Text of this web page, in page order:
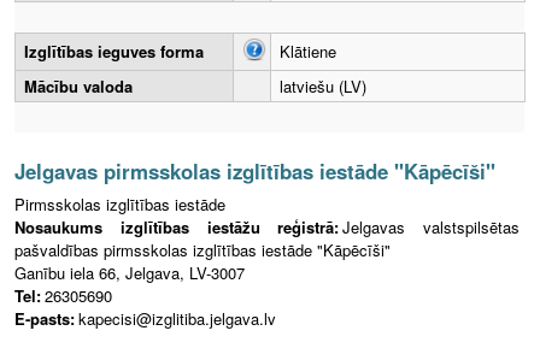
Izglītības ieguves forma
Klātiene
Mācību valoda
latviešu (LV)
Jelgavas pirmsskolas izglītības iestāde "Kāpēcīši"
Pirmsskolas izglītības iestāde
Nosaukums izglītības iestāžu reģistrā:Jelgavas valstspilsētas
pašvaldības pirmsskolas izglītības iestāde "Kāpēcīši"
Ganību iela 66, Jelgava, LV-3007
Tel:26305690
E-pasts:kapecisi@izglitiba.jelgava.lv